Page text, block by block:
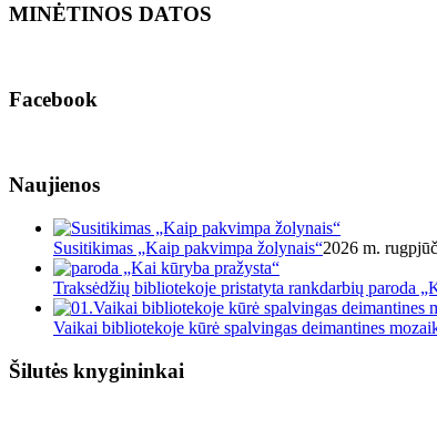
MINĖTINOS DATOS
Facebook
Naujienos
Susitikimas „Kaip pakvimpa žolynais“2026 m.
Traksėdžių bibliotekoje pristatyta rankdarbių paroda
Vaikai bibliotekoje kūrė spalvingas deimantines
Šilutės knygininkai